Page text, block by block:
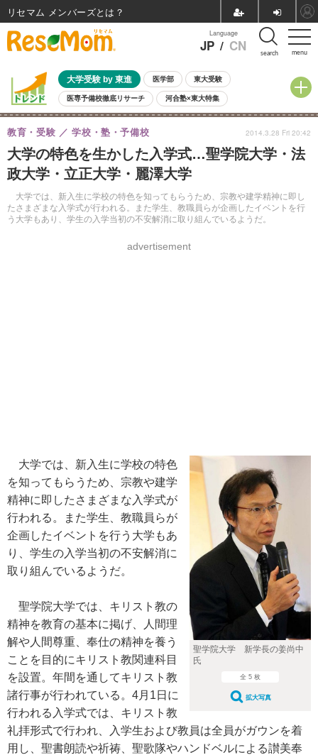
menu
Language
JP / CN search
大学受験 by 東進 医学部 東大受験
医専予備校徹底リサーチ 河合塾×東大特集
親子で考える大学選び 高校受験 中学受験 小学校受験
共通テスト 夏休み 8月開催学校説明会・相談会
8月開催イベント・WS 全国公立高校 過去問 人気記事
自由研究教材（小学生向け） 自由研究教材（中学生向け）
大学の特色を生かした入学式…聖学院大学・法
政大学・立正大学・麗澤大学
大学では、新入生に学校の特色を知ってもらうため、宗教や建学精神に即し
たさまざまな入学式が行われる。また学生、教職員らが企画したイベントを行
う大学もあり、学生の入学当初の不安解消に取り組んでいるようだ。
教育・受験 学校・塾・予備校
advertisement
2014.3.28 Fri 20:42
聖学院大学 新学長の姜尚中
氏
全 5 枚
拡大写真
大学では、新入生に学校の特色
を知ってもらうため、宗教や建学
精神に即したさまざまな入学式が
行われる。また学生、教職員らが
企画したイベントを行う大学もあ
り、学生の入学当初の不安解消に
取り組んでいるようだ。
聖学院大学では、キリスト教の
精神を教育の基本に掲げ、人間理
解や人間尊重、奉仕の精神を養う
ことを目的にキリスト教関連科目
を設置。年間を通してキリスト教
諸行事が行われている。4月1日に
行われる入学式では、キリスト教
礼拝形式で行われ、入学生および教員は全員がガウンを着
用し、聖書朗読や祈祷、聖歌隊やハンドベルによる讃美奉
リセマム メンバーズ